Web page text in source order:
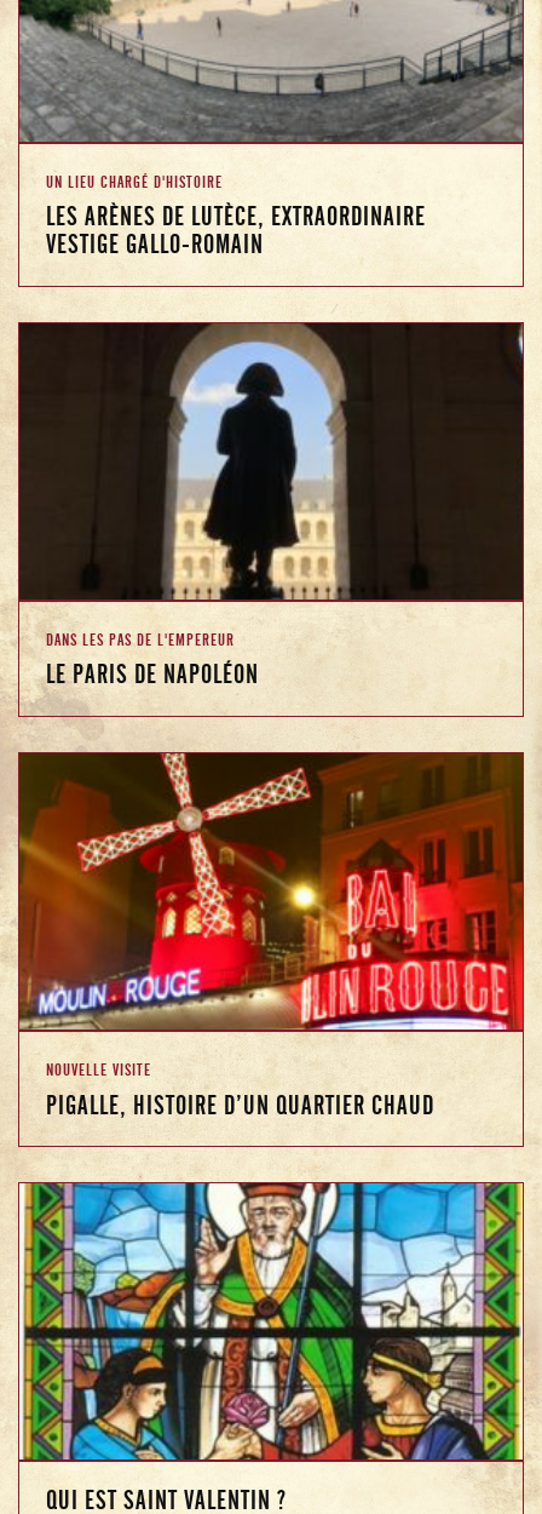
UN LIEU CHARGÉ D'HISTOIRE
LES ARÈNES DE LUTÈCE, EXTRAORDINAIRE
VESTIGE GALLO-ROMAIN
DANS LES PAS DE L'EMPEREUR
LE PARIS DE NAPOLÉON
NOUVELLE VISITE
PIGALLE, HISTOIRE D’UN QUARTIER CHAUD
QUI EST SAINT VALENTIN ?